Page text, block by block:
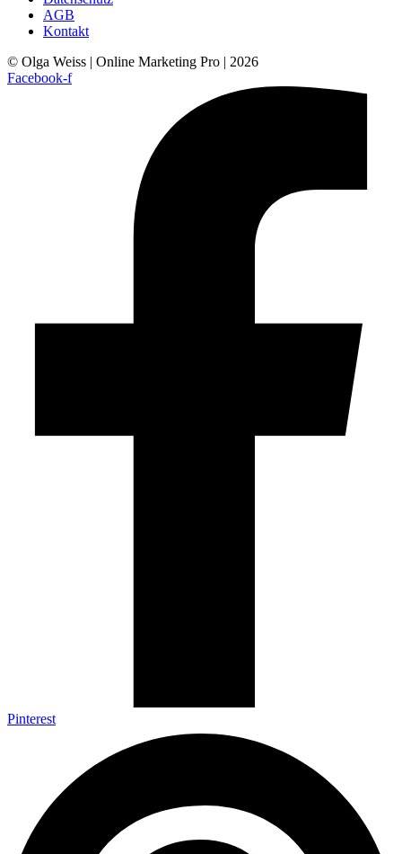
AGB
Kontakt
© Olga Weiss | Online Marketing Pro​ | 2026
Facebook-f
Pinterest